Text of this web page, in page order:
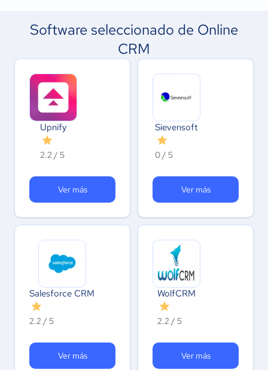
Software seleccionado de Online
CRM
Upnify
2.2 / 5
Ver más
Sievensoft
0 / 5
Ver más
Salesforce CRM
2.2 / 5
Ver más
WolfCRM
2.2 / 5
Ver más